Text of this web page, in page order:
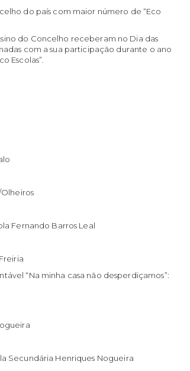
do país com maior número de “Eco
do Concelho receberam no Dia das
com a sua participação durante o ano
Escolas”.
Fernando Barros Leal
“Na minha casa não desperdiçamos”:
Secundária Henriques Nogueira